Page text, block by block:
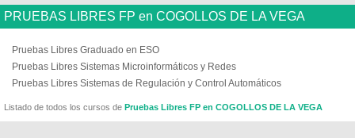
PRUEBAS LIBRES FP en COGOLLOS DE LA VEGA
Pruebas Libres Graduado en ESO
Pruebas Libres Sistemas Microinformáticos y Redes
Pruebas Libres Sistemas de Regulación y Control Automáticos
Listado de todos los cursos de Pruebas Libres FP en COGOLLOS DE LA VEGA